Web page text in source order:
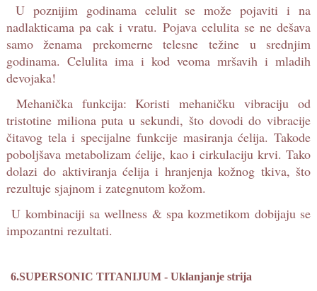
U poznijim godinama celulit se može pojaviti i na
nadlakticama pa cak i vratu. Pojava celulita se ne dešava
samo ženama prekomerne telesne težine u srednjim
godinama. Celulita ima i kod veoma mršavih i mladih
devojaka!
Mehanička funkcija: Koristi mehaničku vibraciju od
tristotine miliona puta u sekundi, što dovodi do vibracije
čitavog tela i specijalne funkcije masiranja ćelija. Takode
poboljšava metabolizam ćelije, kao i cirkulaciju krvi. Tako
dolazi do aktiviranja ćelija i hranjenja kožnog tkiva, što
rezultuje sjajnom i zategnutom kožom.
U kombinaciji sa wellness & spa kozmetikom dobijaju se
impozantni rezultati.
6.SUPERSONIC TITANIJUM - Uklanjanje strija